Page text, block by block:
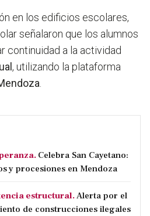
en los edificios escolares,
señalaron que los alumnos
continuidad a la actividad
, utilizando la plataforma
Celebra San Cayetano:
y procesiones en Mendoza
estructural.Alerta por el
de construcciones ilegales